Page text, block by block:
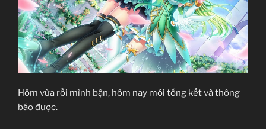
Hôm vừa rồi mình bận, hôm nay mới tổng kết và thông
báo được.